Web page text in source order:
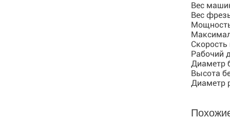
Вес
Вес
Скорость
Рабочий
Диаметр
Высота
Диаметр